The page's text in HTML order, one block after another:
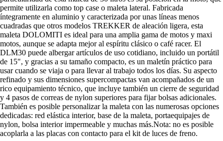
permite utilizarla como top case o maleta lateral. Fabricada
íntegramente en aluminio y caracterizada por unas líneas menos
cuadradas que otros modelos TREKKER de aleación ligera, esta
maleta DOLOMITI es ideal para una amplia gama de motos y maxi
motos, aunque se adapta mejor al espíritu clásico o café racer. El
DLM30 puede albergar artículos de uso cotidiano, incluido un portátil
de 15", y gracias a su tamaño compacto, es un maletín práctico para
usar cuando se viaja o para llevar al trabajo todos los días. Su aspecto
refinado y sus dimensiones supercompactas van acompañados de un
rico equipamiento técnico, que incluye también un cierre de seguridad
y 4 pasos de correas de nylon superiores para fijar bolsas adicionales.
También es posible personalizar la maleta con las numerosas opciones
dedicadas: red elástica interior, base de la maleta, portaequipajes de
nylon, bolsa interior impermeable y muchas más.Nota: no es posible
acoplarla a las placas con contacto para el kit de luces de freno.